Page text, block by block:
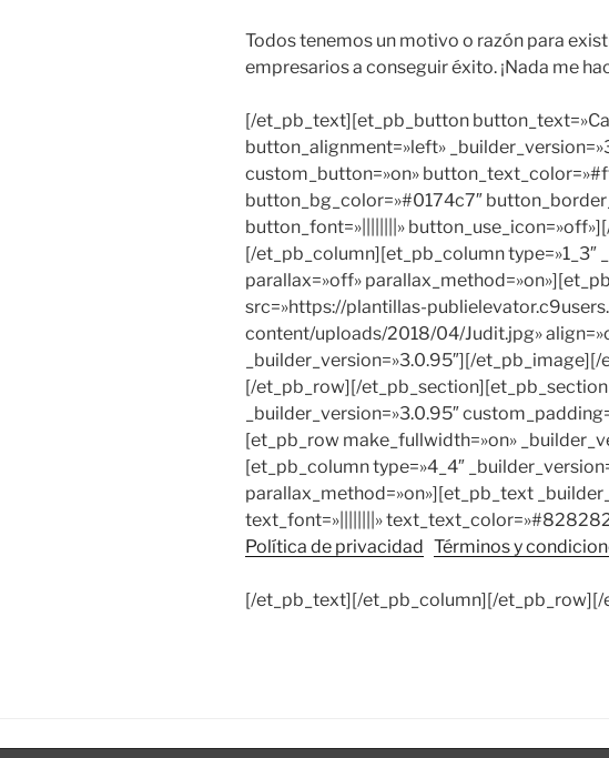
Todos tenemos un motivo o razón para
empresarios a conseguir éxito. ¡Nada me
[/et_pb_text][et_pb_button
button_alignment=»left»
custom_button=»on»
button_bg_color=»#0174c7″
button_font=»||||||||»
[/et_pb_column][et_pb_column type=»1_3″
parallax=»off»
src=»https://plantillas-
content/uploads/2018/04/Judit.jpg»
_builder_version=»3.0.95″][/
[/et_pb_row][/et_pb_section][et_pb_section
_builder_version=»3.0.95″
[et_pb_row make_fullwidth=»on»
[et_pb_column type=»4_4″
parallax_method=»on»][et_pb_text
text_font=»||||||||»
Política de privacidad Términos y
[/et_pb_text][/et_pb_column][/et_pb_row][/